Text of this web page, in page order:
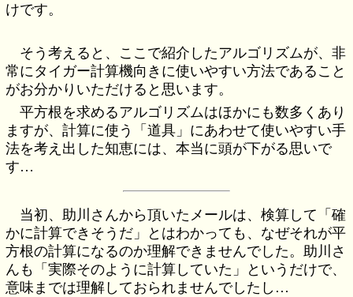
けです。
そう考えると、ここで紹介したアルゴリズムが、非
常にタイガー計算機向きに使いやすい方法であること
がお分かりいただけると思います。
平方根を求めるアルゴリズムはほかにも数多くあり
ますが、計算に使う「道具」にあわせて使いやすい手
法を考え出した知恵には、本当に頭が下がる思いで
す…
当初、助川さんから頂いたメールは、検算して「確
かに計算できそうだ」とはわかっても、なぜそれが平
方根の計算になるのか理解できませんでした。助川さ
んも「実際そのように計算していた」というだけで、
意味までは理解しておられませんでしたし…